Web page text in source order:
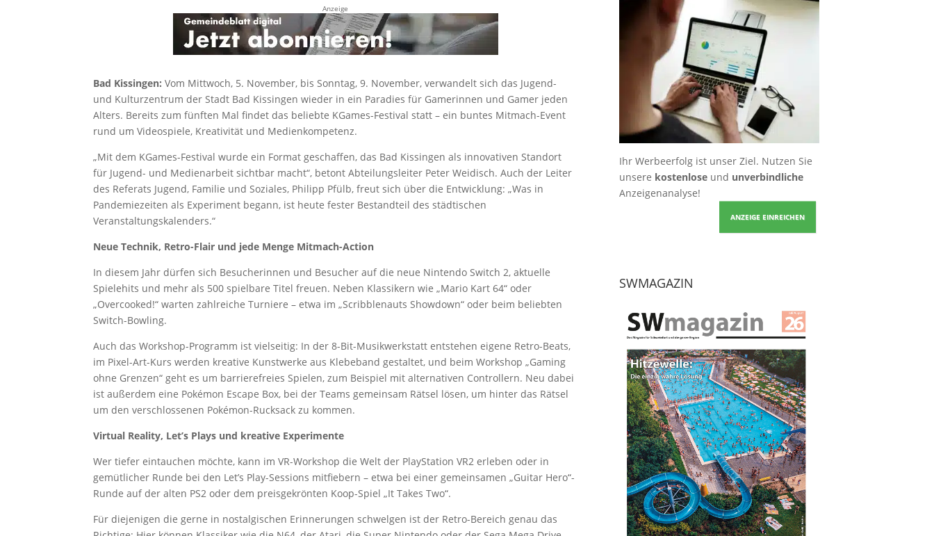
Anzeige
Bad Kissingen:Vom Mittwoch, 5. November, bis Sonntag, 9. November, verwandelt sich das Jugend-
und Kulturzentrum der Stadt Bad Kissingen wieder in ein Paradies für Gamerinnen und Gamer jeden
Alters. Bereits zum fünften Mal findet das beliebte KGames-Festival statt – ein buntes Mitmach-Event
rund um Videospiele, Kreativität und Medienkompetenz.
„Mit dem KGames-Festival wurde ein Format geschaffen, das Bad Kissingen als innovativen Standort
für Jugend- und Medienarbeit sichtbar macht“, betont Abteilungsleiter Peter Weidisch. Auch der Leiter
des Referats Jugend, Familie und Soziales, Philipp Pfülb, freut sich über die Entwicklung: „Was in
Pandemiezeiten als Experiment begann, ist heute fester Bestandteil des städtischen
Veranstaltungskalenders.“
Neue Technik, Retro-Flair und jede Menge Mitmach-Action
In diesem Jahr dürfen sich Besucherinnen und Besucher auf die neue Nintendo Switch 2, aktuelle
Spielehits und mehr als 500 spielbare Titel freuen. Neben Klassikern wie „Mario Kart 64“ oder
„Overcooked!“ warten zahlreiche Turniere – etwa im „Scribblenauts Showdown“ oder beim beliebten
Switch-Bowling.
Auch das Workshop-Programm ist vielseitig: In der 8-Bit-Musikwerkstatt entstehen eigene Retro-Beats,
im Pixel-Art-Kurs werden kreative Kunstwerke aus Klebeband gestaltet, und beim Workshop „Gaming
ohne Grenzen“ geht es um barrierefreies Spielen, zum Beispiel mit alternativen Controllern. Neu dabei
ist außerdem eine Pokémon Escape Box, bei der Teams gemeinsam Rätsel lösen, um hinter das Rätsel
um den verschlossenen Pokémon-Rucksack zu kommen.
Virtual Reality, Let’s Plays und kreative Experimente
Wer tiefer eintauchen möchte, kann im VR-Workshop die Welt der PlayStation VR2 erleben oder in
gemütlicher Runde bei den Let’s Play-Sessions mitfiebern – etwa bei einer gemeinsamen „Guitar Hero“-
Runde auf der alten PS2 oder dem preisgekrönten Koop-Spiel „It Takes Two“.
Für diejenigen die gerne in nostalgischen Erinnerungen schwelgen ist der Retro-Bereich genau das
Ihr Werbeerfolg ist unser Ziel. Nutzen Sie
unsere kostenloseund unverbindliche
Anzeigenanalyse!
ANZEIGE EINREICHEN
SWMAGAZIN